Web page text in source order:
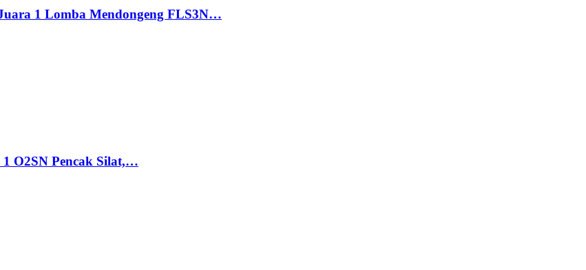
1 Lomba Mendongeng FLS3N…
O2SN Pencak Silat,…